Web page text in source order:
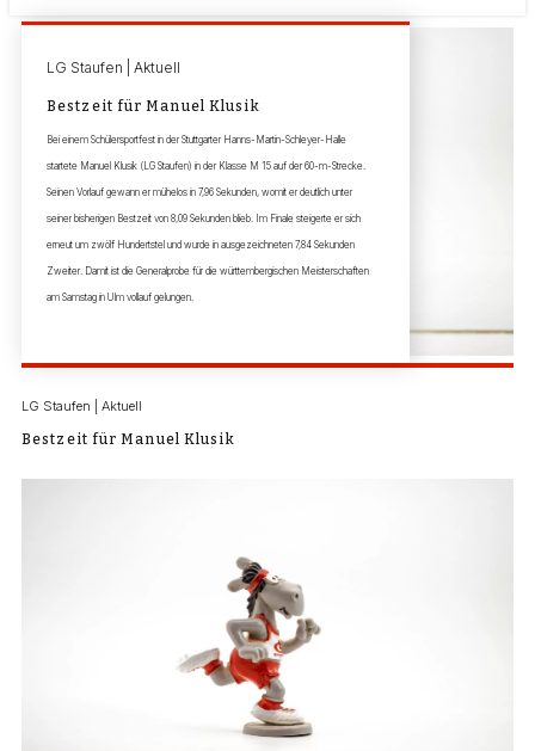
LG Staufen | Aktuell
Bestzeit für Manuel Klusik
Bei einem Schülersportfest in der Stuttgarter Hanns-Martin-Schleyer-Halle
startete Manuel Klusik (LG Staufen) in der Klasse M 15 auf der 60-m-Strecke.
Seinen Vorlauf gewann er mühelos in 7,96 Sekunden, womit er deutlich unter
seiner bisherigen Bestzeit von 8,09 Sekunden blieb. Im Finale steigerte er sich
erneut um zwölf Hundertstel und wurde in ausgezeichneten 7,84 Sekunden
Zweiter. Damit ist die Generalprobe für die württembergischen Meisterschaften
am Samstag in Ulm vollauf gelungen.
LG Staufen | Aktuell
Bestzeit für Manuel Klusik